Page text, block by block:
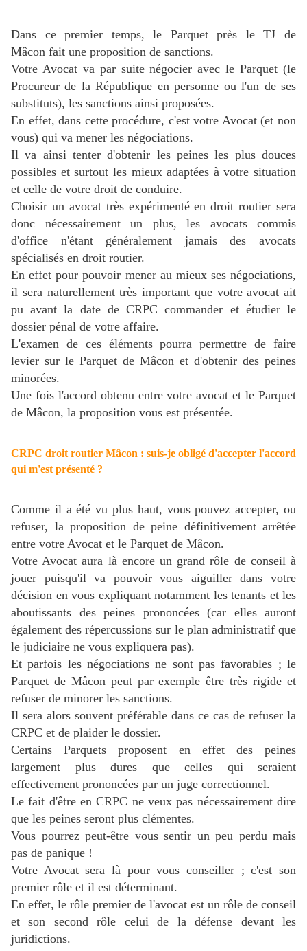
Dans ce premier temps, le Parquet près le TJ de
Mâcon fait une proposition de sanctions.
Votre Avocat va par suite négocier avec le Parquet (le
Procureur de la République en personne ou l'un de ses
substituts), les sanctions ainsi proposées.
En effet, dans cette procédure, c'est votre Avocat (et non
vous) qui va mener les négociations.
Il va ainsi tenter d'obtenir les peines les plus douces
possibles et surtout les mieux adaptées à votre situation
et celle de votre droit de conduire.
Choisir un avocat très expérimenté en droit routier sera
donc nécessairement un plus, les avocats commis
d'office n'étant généralement jamais des avocats
spécialisés en droit routier.
En effet pour pouvoir mener au mieux ses négociations,
il sera naturellement très important que votre avocat ait
pu avant la date de CRPC commander et étudier le
dossier pénal de votre affaire.
L'examen de ces éléments pourra permettre de faire
levier sur le Parquet de Mâcon et d'obtenir des peines
minorées.
Une fois l'accord obtenu entre votre avocat et le Parquet
de Mâcon, la proposition vous est présentée.
CRPC droit routier Mâcon : suis-je obligé d'accepter l'accord
qui m'est présenté ?
Comme il a été vu plus haut, vous pouvez accepter, ou
refuser, la proposition de peine définitivement arrêtée
entre votre Avocat et le Parquet de Mâcon.
Votre Avocat aura là encore un grand rôle de conseil à
jouer puisqu'il va pouvoir vous aiguiller dans votre
décision en vous expliquant notamment les tenants et les
aboutissants des peines prononcées (car elles auront
également des répercussions sur le plan administratif que
le judiciaire ne vous expliquera pas).
Et parfois les négociations ne sont pas favorables ; le
Parquet de Mâcon peut par exemple être très rigide et
refuser de minorer les sanctions.
Il sera alors souvent préférable dans ce cas de refuser la
CRPC et de plaider le dossier.
Certains Parquets proposent en effet des peines
largement plus dures que celles qui seraient
effectivement prononcées par un juge correctionnel.
Le fait d'être en CRPC ne veux pas nécessairement dire
que les peines seront plus clémentes.
Vous pourrez peut-être vous sentir un peu perdu mais
pas de panique !
Votre Avocat sera là pour vous conseiller ; c'est son
premier rôle et il est déterminant.
En effet, le rôle premier de l'avocat est un rôle de conseil
et son second rôle celui de la défense devant les
juridictions.